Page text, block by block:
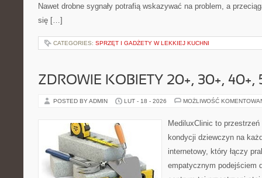
Nawet drobne sygnały potrafią wskazywać na problem, a
się […]
CATEGORIES: SPRZĘT I GADŻETY W LEKKIEJ KUCHNI
ZDROWIE KOBIETY 20+, 30+, 40+,
POSTED BY ADMIN LUT - 18 - 2026 MOŻLIWOŚĆ
MediluxClinic to
kondycji dziewczyn na
internetowy, który łączy
empatycznym podejściem